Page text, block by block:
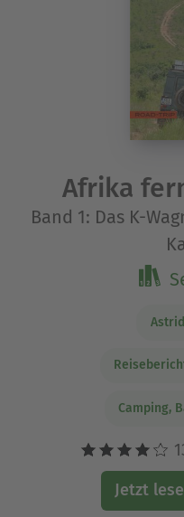
Afrika
Band 1: Das K-
Camping,
Jetzt